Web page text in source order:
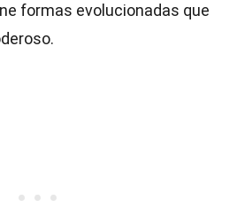
formas evolucionadas que